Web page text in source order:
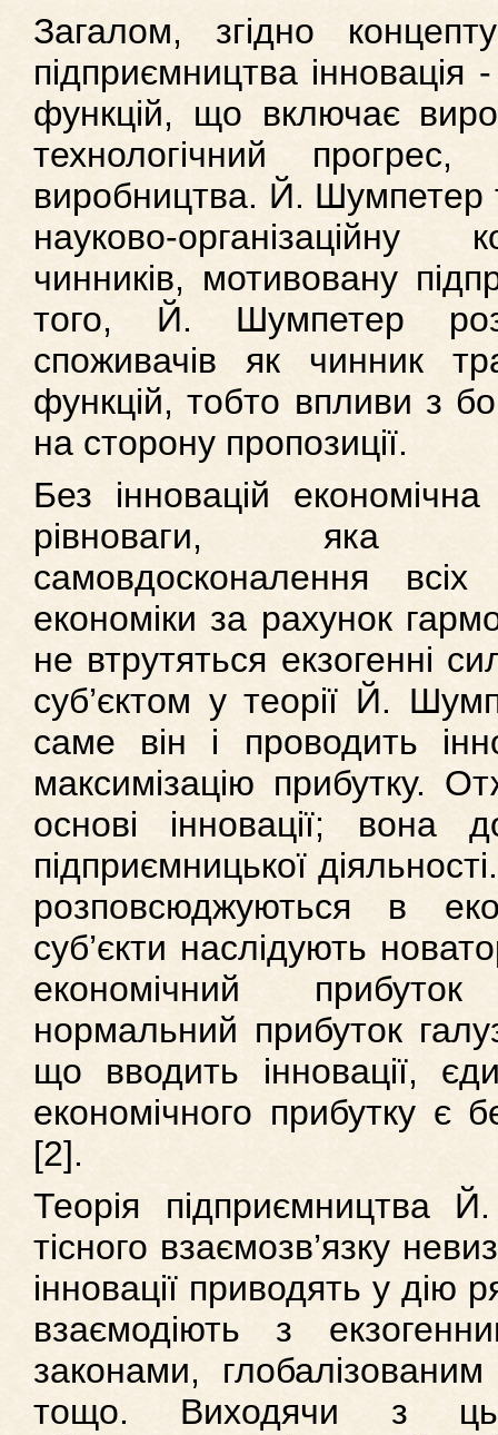
Загалом, згідно
підприємництва
функцій, що включає
технологічний прогрес,
виробництва. Й. Шумпетер
науково-організаційну
чинників, мотивовану
того, Й. Шумпетер
споживачів як чинник
функцій, тобто впливи з
на сторону пропозиції.
Без інновацій
рівноваги, яка
самовдосконалення всіх
економіки за рахунок
не втрутяться екзогенні
суб’єктом у теорії Й.
саме він і проводить
максимізацію прибутку.
основі інновації; вона
підприємницької
розповсюджуються в
суб’єкти наслідують
економічний
нормальний прибуток
що вводить інновації,
економічного прибутку є
[2].
Теорія підприємництва
тісного взаємозв’язку
інновації приводять у дію
взаємодіють з
законами,
тощо. Виходячи з